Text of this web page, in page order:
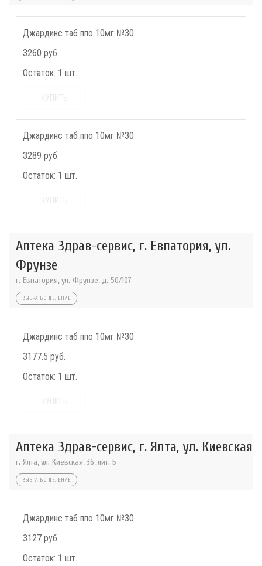
Джардинс таб ппо 10мг №30
3260 руб.
Остаток: 1 шт.
Джардинс таб ппо 10мг №30
3289 руб.
Остаток: 1 шт.
Аптека Здрав-сервис, г. Евпатория, ул.
Фрунзе
г. Евпатория, ул. Фрунзе, д. 50/107
ВЫБРАТЬ ОТДЕЛЕНИЕ
Джардинс таб ппо 10мг №30
3177.5 руб.
Остаток: 1 шт.
Аптека Здрав-сервис, г. Ялта, ул. Киевская
г. Ялта, ул. Киевская, 36, лит. Б
ВЫБРАТЬ ОТДЕЛЕНИЕ
Джардинс таб ппо 10мг №30
3127 руб.
Остаток: 1 шт.